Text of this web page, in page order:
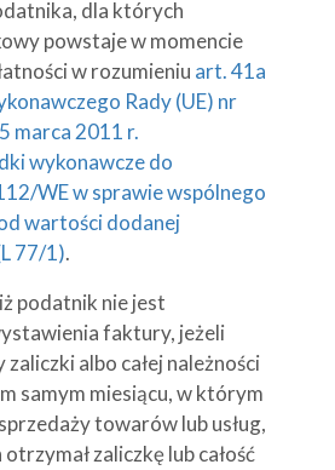
dla których
powstaje w momencie
w rozumieniu art. 41a
Rady (UE) nr
marca 2011 r.
wykonawcze do
WE w sprawie wspólnego
wartości dodanej
77/1).
podatnik nie jest
faktury, jeżeli
albo całej należności
samym miesiącu, w którym
towarów lub usług,
zaliczkę lub całość